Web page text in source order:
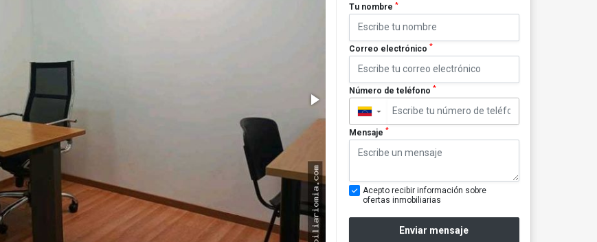
Tu nombre *
Correo electrónico *
Número de teléfono *
▼
Mensaje *
Acepto recibir información sobre
ofertas inmobiliarias
Enviar mensaje